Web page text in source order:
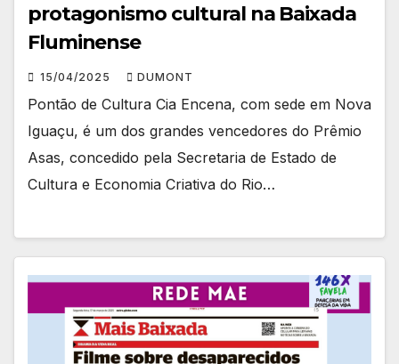
protagonismo cultural na Baixada
Fluminense
15/04/2025 DUMONT
Pontão de Cultura Cia Encena, com sede em Nova
Iguaçu, é um dos grandes vencedores do Prêmio
Asas, concedido pela Secretaria de Estado de
Cultura e Economia Criativa do Rio…